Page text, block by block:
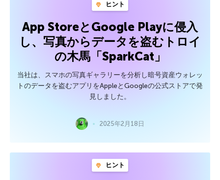
ヒント
App StoreとGoogle Playに侵入
し、写真からデータを盗むトロイ
の木馬「SparkCat」
当社は、スマホの写真ギャラリーを分析し暗号資産ウォレッ
トのデータを盗むアプリをAppleとGoogleの公式ストアで発
見しました。
2025年2月18日
ヒント